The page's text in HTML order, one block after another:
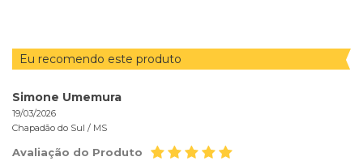
Eu recomendo este produto
Simone Umemura
19/03/2026
Chapadão do Sul / MS
Avaliação do Produto